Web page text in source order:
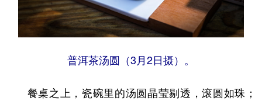
普洱茶汤圆（3月2日摄）。
餐桌之上，瓷碗里的汤圆晶莹剔透，滚圆如珠；